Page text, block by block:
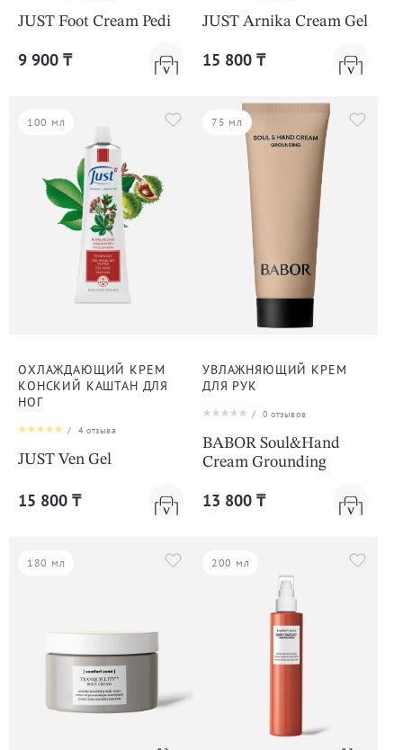
JUST Foot Cream Pedi
9 900 ₸
JUST Arnika Cream Gel
15 800 ₸
100 мл
ОХЛАЖДАЮЩИЙ КРЕМ
КОНСКИЙ КАШТАН ДЛЯ
НОГ
/ 4отзыва
JUST Ven Gel
15 800 ₸
75 мл
УВЛАЖНЯЮЩИЙ КРЕМ
ДЛЯ РУК
/ 0 отзывов
BABOR Soul&Hand
Cream Grounding
13 800 ₸
180 мл 200 мл